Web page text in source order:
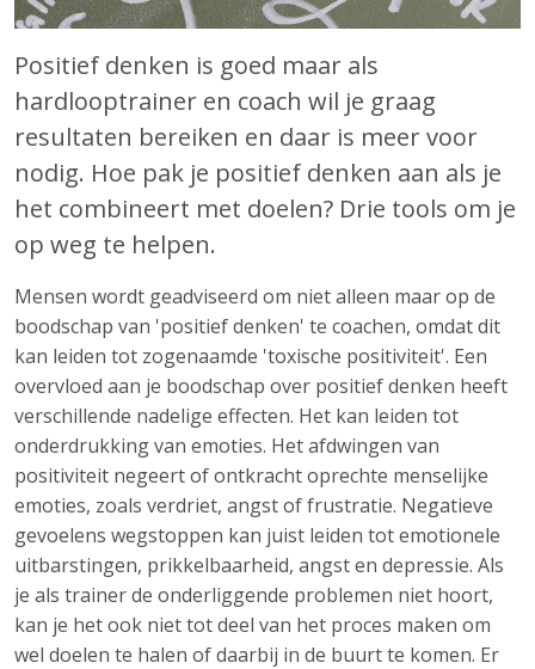
Positief denken is goed maar als
hardlooptrainer en coach wil je graag
resultaten bereiken en daar is meer voor
nodig. Hoe pak je positief denken aan als je
het combineert met doelen? Drie tools om je
op weg te helpen.
Mensen wordt geadviseerd om niet alleen maar op de
boodschap van 'positief denken' te coachen, omdat dit
kan leiden tot zogenaamde 'toxische positiviteit'. Een
overvloed aan je boodschap over positief denken heeft
verschillende nadelige effecten. Het kan leiden tot
onderdrukking van emoties. Het afdwingen van
positiviteit negeert of ontkracht oprechte menselijke
emoties, zoals verdriet, angst of frustratie. Negatieve
gevoelens wegstoppen kan juist leiden tot emotionele
uitbarstingen, prikkelbaarheid, angst en depressie. Als
je als trainer de onderliggende problemen niet hoort,
kan je het ook niet tot deel van het proces maken om
wel doelen te halen of daarbij in de buurt te komen. Er